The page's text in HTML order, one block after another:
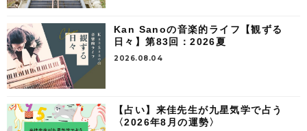
Kan Sanoの音楽的ライフ【観ずる
日々】第83回：2026夏
2026.08.04
【占い】来佳先生が九星気学で占う
〈2026年8月の運勢〉